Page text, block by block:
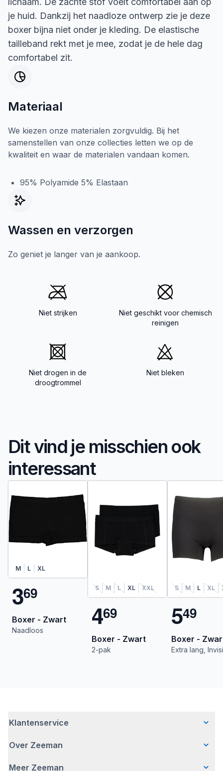
je huid. Dankzij het naadloze ontwerp zie je deze
boxer bijna niet onder je kleding. De elastische
tailleband rekt met je mee, zodat je de hele dag
comfortabel zit.
Materiaal
We kiezen onze materialen zorgvuldig. Bij het
samenstellen van onze collecties letten we op de
kwaliteit en waar de materialen vandaan komen.
95% Polyamide 5% Elastaan
Wassen en verzorgen
Zo geniet je langer van je aankoop.
Niet strijken
Niet geschikt voor chemisch
reinigen
Niet drogen in de
droogtrommel
Niet bleken
Dit vind je misschien ook
interessant
M L XL
369
Boxer - Zwart
Naadloos
S M L XL XXL
469
Boxer - Zwart
2-pak
S M L XL
549
Boxer -
Extra lang,
Klantenservice
Veelgestelde vragen
Over Zeeman
Meer Zeeman